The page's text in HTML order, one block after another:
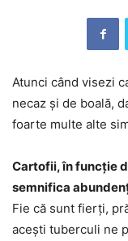
Atunci când visezi
necaz și de boală,
foarte multe alte
Cartofii, în funcție
semnifica
Fie că sunt fierți,
acești tuberculi ne